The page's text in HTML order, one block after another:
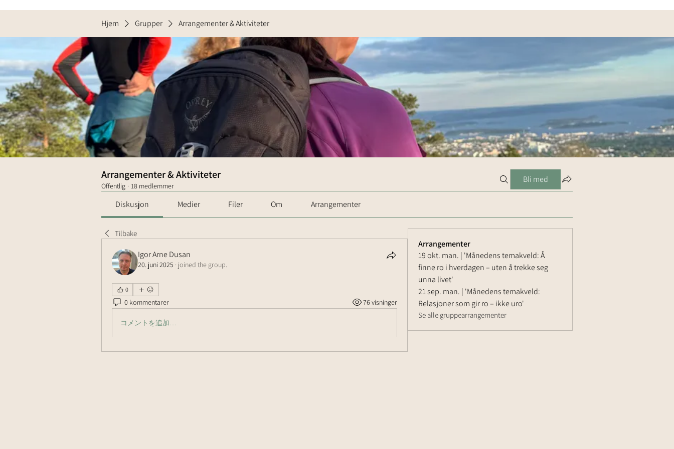
Hjem Grupper Arrangementer & Aktiviteter
Arrangementer & Aktiviteter
Offentlig · 18 medlemmer
Bli med
Diskusjon Medier Filer Om Arrangementer
Tilbake
Igor Arne Dusan
20. juni 2025 · joined the group.
0
0 kommentarer 76 visninger
コメントを追加…
Arrangementer
19 okt. man. | 'Månedens temakveld: Å
finne ro i hverdagen – uten å trekke seg
unna livet'
21 sep. man. | 'Månedens temakveld:
Relasjoner som gir ro – ikke uro'
Se alle gruppearrangementer